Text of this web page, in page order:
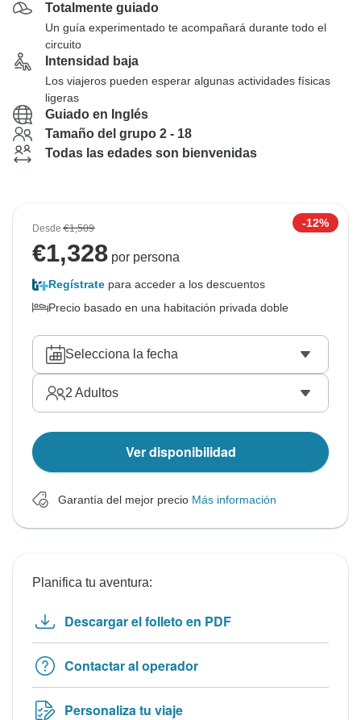
Totalmente guiado
Un guía experimentado te acompañará durante todo el
circuito
Intensidad baja
Los viajeros pueden esperar algunas actividades físicas
ligeras
Guiado en Inglés
Tamaño del grupo 2 - 18
Todas las edades son bienvenidas
Desde€1,509 -12%
€1,328 por persona
Regístrate para acceder a los descuentos
Precio basado en una habitación privada doble
Selecciona la fecha
2 Adultos
Ver disponibilidad
Garantía del mejor precio Más información
Planifica tu aventura:
Descargar el folleto en PDF
Contactar al operador
Personaliza tu viaje